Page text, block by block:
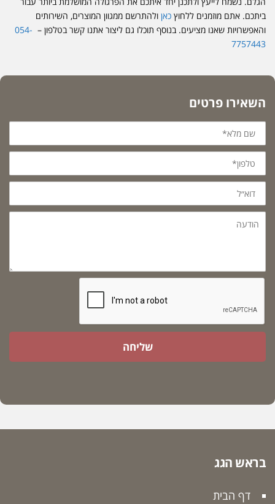
ביתכם. אתם מוזמנים ללחוץ כאן ולהתרשם ממגוון המוצרים, השירותים
והאפשרויות שאנו מציעים. בנוסף תוכלו גם ליצור אתנו קשר בטלפון – 054-
7757443
השאירו פרטים
שם
מלא*
טלפון*
דוא״ל
הודעה
שליחה
בראש הגג
דף הבית